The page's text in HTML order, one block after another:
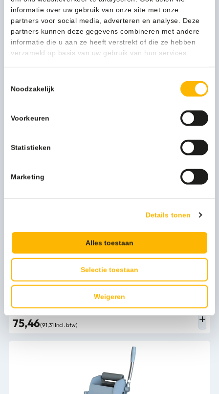
informatie over uw gebruik van onze site met onze
partners voor social media, adverteren en analyse. Deze
partners kunnen deze gegevens combineren met andere
informatie die u aan ze heeft verstrekt of die ze hebben
verzameld op basis van uw gebruik van hun services.
Noodzakelijk
Voorkeuren
Statistieken
Marketing
Details tonen
Alles toestaan
Selectie toestaan
Weigeren
Wecoline Ergonomische telescoopsteel van aluminium (90-
160cm) met draaibare kop – 03030700
30,03(36,34 Incl. btw)
Kunststof mopklem met universele steelbevestiging blauw –
Mop-pers voor vloermoppen grijs – 10160095
75,46(91,31 Incl. btw)